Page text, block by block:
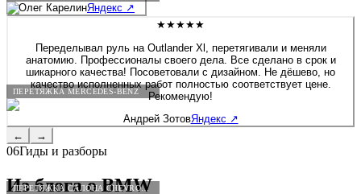
ПЕРЕТЯЖКА MERCEDES-BENZ
ПЕРЕТЯЖКА САЛОНА CHEVROLET
Олег КарелинЯндекс ↗
★★★★★
Переделывал руль на Outlander Xl, перетягивали и меняли
анатомию. Профессионалы своего дела. Все сделано в срок и
шикарного качества! Посоветовали с дизайном. Не дёшево, но
качество исполненных работ полностью соответствует цене.
Рекомендую!
Андрей ЗотовЯндекс ↗
←
→
06Гиды и разборы
Из блога оBMW